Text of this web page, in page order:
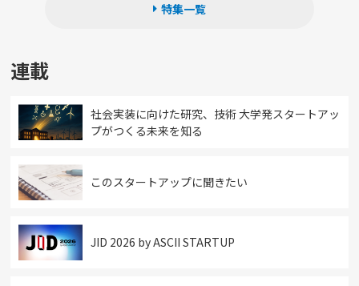
特集一覧
連載
社会実装に向けた研究、技術 大学発スタートアッ
プがつくる未来を知る
このスタートアップに聞きたい
JID 2026 by ASCII STARTUP